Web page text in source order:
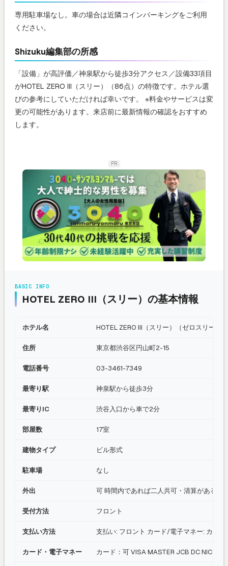
専用駐車場なし。車の場合は近隣コインパーキングをご利用
ください。
Shizuku編集部の所感
「設備」が高評価／神泉駅から徒歩3分アクセス／設備33項目
がHOTEL ZERO III（スリー）（86点）の特徴です。ホテル選
びの参考にしていただければ幸いです。 ※料金やサービスは変
更の可能性があります。来店前に最新情報の確認をおすすめ
します。
PR
BASIC INFO
HOTEL ZERO III（スリー）の基本情報
ホテル名 HOTEL ZERO III（スリー）（ゼロスリー）
住所 東京都渋谷区円山町2-15
電話番号 03-3461-7349
最寄り駅 神泉駅から徒歩3分
最寄りIC 渋谷入口から車で2分
部屋数 17室
建物タイプ ビル形式
駐車場 なし
外出 可 時間内であれば二人共可・清算がある場
受付方法 フロント
支払い方法 支払い: フロント カード/電子マネー: カー
カード・電子マネー カード：可 VISA MASTER JCB DC NICOS